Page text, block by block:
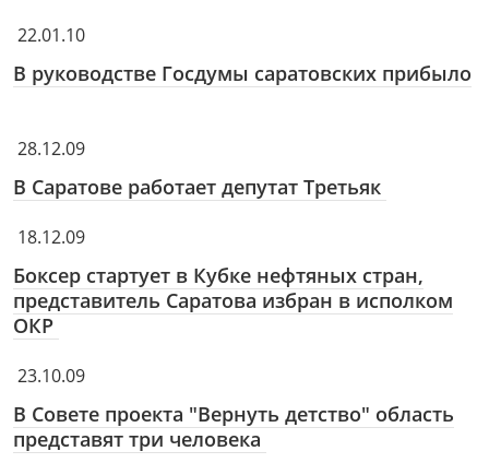
22.01.10
В руководстве Госдумы саратовских прибыло
28.12.09
В Саратове работает депутат Третьяк
18.12.09
Боксер стартует в Кубке нефтяных стран,
представитель Саратова избран в исполком
ОКР
23.10.09
В Совете проекта "Вернуть детство" область
представят три человека